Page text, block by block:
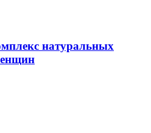
натуральных